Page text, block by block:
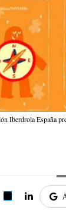
Iberdrola España